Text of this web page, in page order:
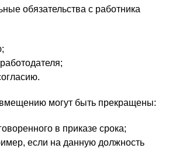
обязательства с работника
могут быть прекращены:
в приказе срока;
если на данную должность